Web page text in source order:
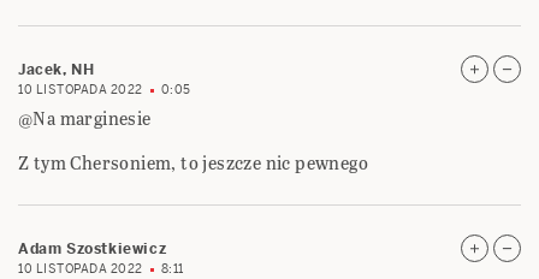
Jacek, NH
10 LISTOPADA 2022 0:05
@Na marginesie
Z tym Chersoniem, to jeszcze nic pewnego
Adam Szostkiewicz
10 LISTOPADA 2022 8:11